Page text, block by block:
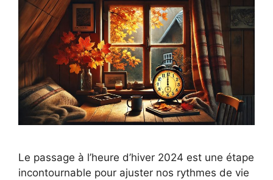
Le passage à l’heure d’hiver 2024 est une étape
incontournable pour ajuster nos rythmes de vie